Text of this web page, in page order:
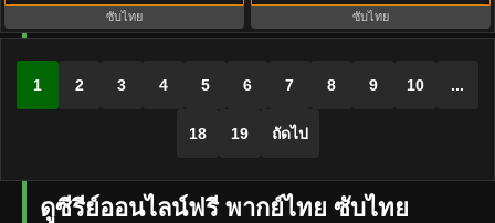
ซับไทย ซับไทย
1 2 3 4 5 6 7 8 9 10 ...
18 19 ถัดไป
ดูซีรีย์ออนไลน์ฟรี พากย์ไทย ซับไทย